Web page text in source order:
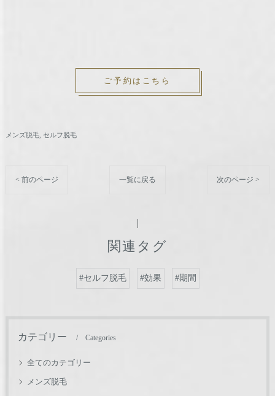
ご予約はこちら
メンズ脱毛 セルフ脱毛
< 前のページ 一覧に戻る 次のページ >
関連タグ
#セルフ脱毛 #効果 #期間
カテゴリー Categories
全てのカテゴリー
メンズ脱毛